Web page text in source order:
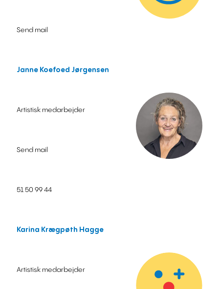
Send mail
Janne Koefoed Jørgensen
Artistisk medarbejder
Send mail
51 50 99 44
Karina Krægpøth Hagge
Artistisk medarbejder